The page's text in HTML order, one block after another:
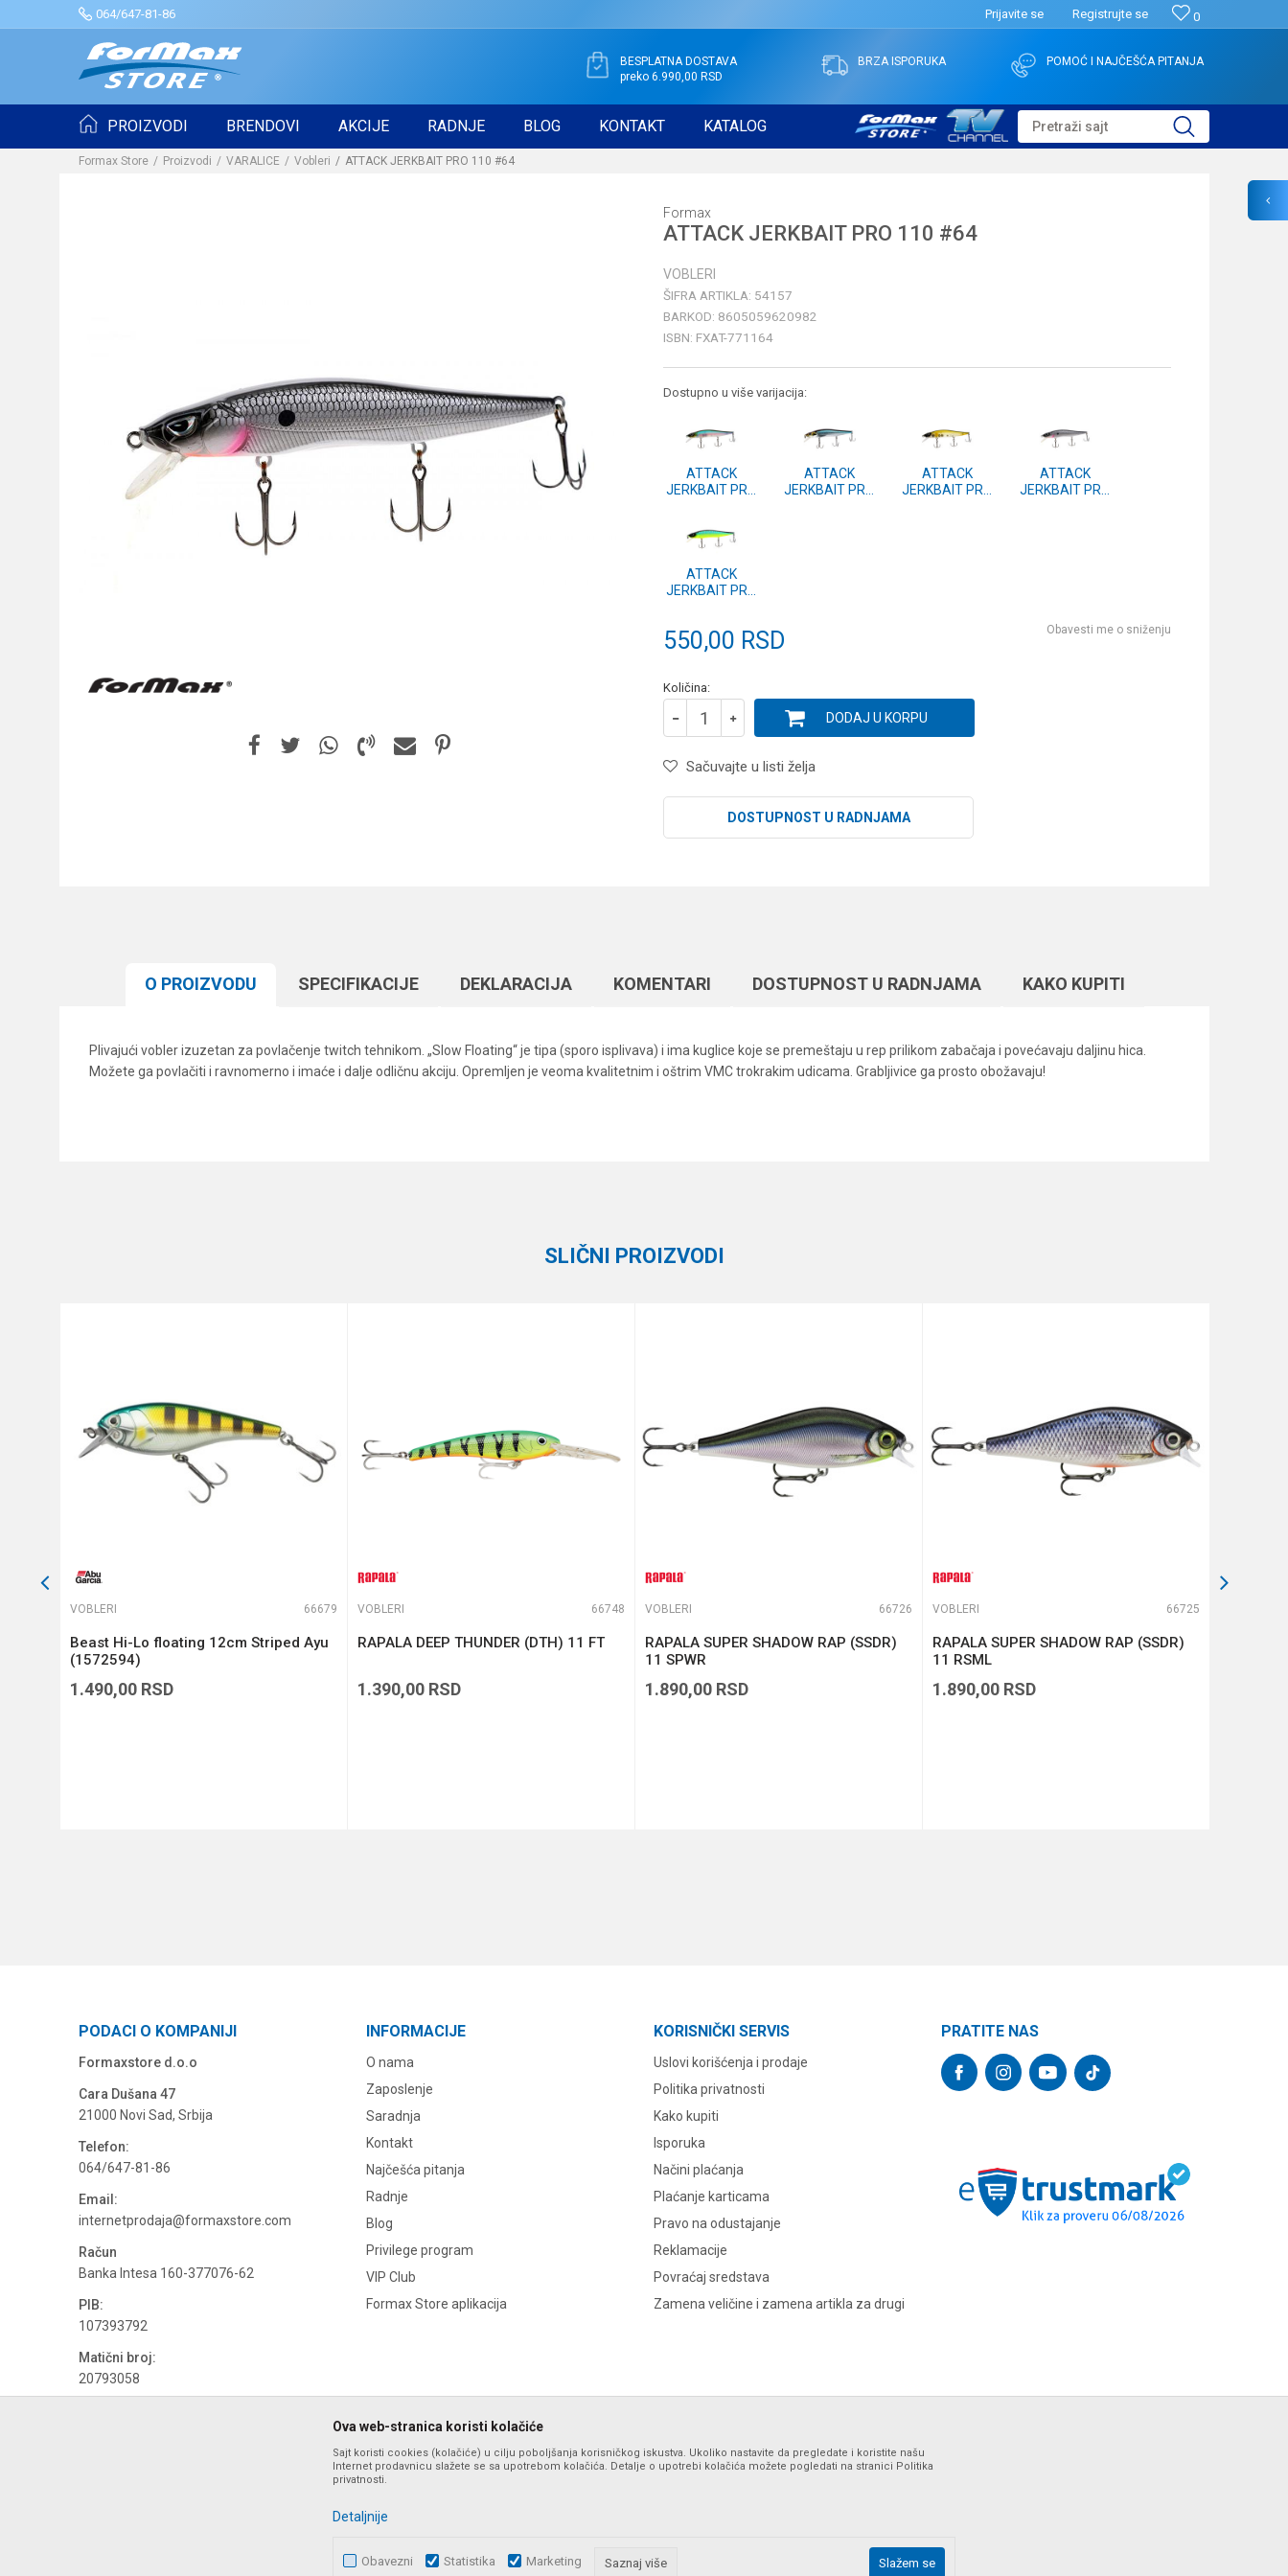
064/647-81-86 0
Prijavite se Registrujte se
BESPLATNA DOSTAVA
preko 6.990,00 RSD
BRZA ISPORUKA POMOĆ I NAJČEŠĆA PITANJA
PROIZVODI BRENDOVI AKCIJE RADNJE BLOG KONTAKT KATALOG Pretraži sajt
Formax Store Proizvodi VARALICE Vobleri ATTACK JERKBAIT PRO 110 #64
Formax
ATTACK JERKBAIT PRO 110 #64
VOBLERI
ŠIFRA ARTIKLA: 54157
BARKOD: 8605059620982
ISBN: FXAT-771164
Dostupno u više varijacija:
ATTACK
JERKBAIT PRO
ATTACK
JERKBAIT PRO
ATTACK
JERKBAIT PRO
ATTACK
JERKBAIT PRO
ATTACK
JERKBAIT PRO
550,00 RSD Obavesti me o sniženju
Količina:
DODAJ U KORPU
Sačuvajte u listi želja
DOSTUPNOST U RADNJAMA
O PROIZVODU SPECIFIKACIJЕ DEKLARACIJA KOMENTARI DOSTUPNOST U RADNJAMA KAKO KUPITI
Plivajući vobler izuzetan za povlačenje twitch tehnikom. „Slow Floating“ je tipa (sporo isplivava) i ima kuglice koje se premeštaju u rep prilikom zabačaja i povećavaju daljinu hica.
Možete ga povlačiti i ravnomerno i imaće i dalje odličnu akciju. Opremljen je veoma kvalitetnim i oštrim VMC trokrakim udicama. Grabljivice ga prosto obožavaju!
POŠALJI
SLIČNI PROIZVODI
VOBLERI 66679
Beast Hi-Lo floating 12cm Striped Ayu
(1572594)
1.490,00 RSD
VOBLERI 66748
RAPALA DEEP THUNDER (DTH) 11 FT
1.390,00 RSD
VOBLERI 66726
RAPALA SUPER SHADOW RAP (SSDR)
11 SPWR
1.890,00 RSD
VOBLERI 66725
RAPALA SUPER SHADOW RAP (SSDR)
11 RSML
1.890,00 RSD
PODACI O KOMPANIJI
Formaxstore d.o.o
Cara Dušana 47
21000 Novi Sad, Srbija
Telefon:
064/647-81-86
Email:
internetprodaja@formaxstore.com
Račun
Banka Intesa 160-377076-62
PIB:
107393792
Matični broj:
20793058
INFORMACIJE
O nama
Zaposlenje
Saradnja
Kontakt
Najčešća pitanja
Radnje
Blog
Privilege program
VIP Club
Formax Store aplikacija
KORISNIČKI SERVIS
Uslovi korišćenja i prodaje
Politika privatnosti
Kako kupiti
Isporuka
Načini plaćanja
Plaćanje karticama
Pravo na odustajanje
Reklamacije
Povraćaj sredstava
Zamena veličine i zamena artikla za drugi
PRATITE NAS
Nastojimo da budemo što precizniji u opisu proizvoda, prikazu slika i samih cena, ali ne možemo garantovati da su sve informacije kompletne i bez grešaka. Svi artikli prikazani na sajtu su deo naše
Ova web-stranica koristi kolačiće
Sajt koristi cookies (kolačiće) u cilju poboljšanja korisničkog iskustva. Ukoliko nastavite da pregledate i koristite našu
Internet prodavnicu slažete se sa upotrebom kolačića. Detalje o upotrebi kolačića možete pogledati na stranici Politika
privatnosti.
Detaljnije
Obavezni Statistika Marketing Saznaj više Slažem se